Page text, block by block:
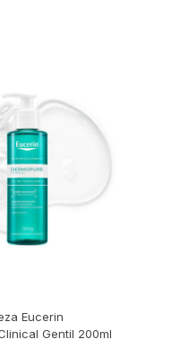
Eucerin
Gentil 200ml